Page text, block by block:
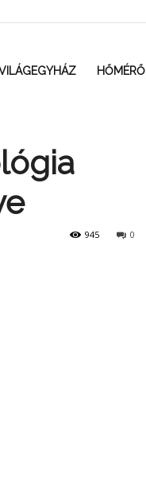
HŐMÉRŐ
0
945